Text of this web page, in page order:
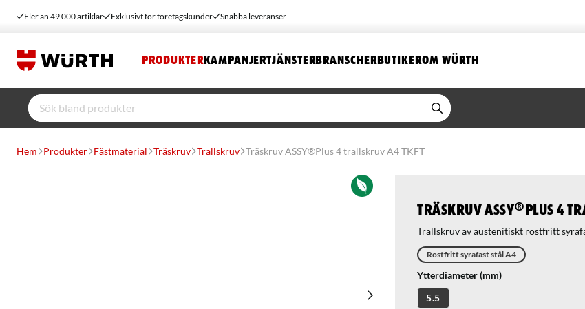
Fler än 49 000 artiklar Exklusivt för företagskunder Snabba leveranser
PRODUKTER KAMPANJERTJÄNSTERBRANSCHERBUTIKEROM WÜRTH
Hem Produkter Fästmaterial Träskruv Trallskruv Träskruv ASSY®Plus 4 trallskruv A4 TKFT
Träskruv ASSY®Plus 4
Trallskruv av austenitiskt rostfritt
Rostfritt syrafast stål A4
Ytterdiameter (mm)
5.5